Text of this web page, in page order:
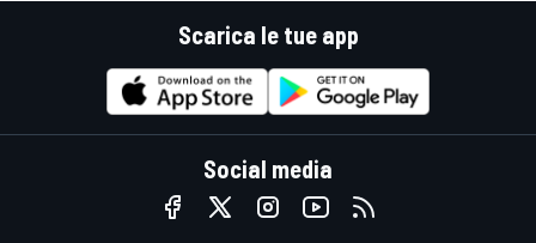
Scarica le tue app
Social media